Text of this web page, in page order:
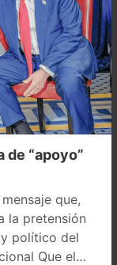
“apoyo”
que,
la pretensión
político del
Que el…